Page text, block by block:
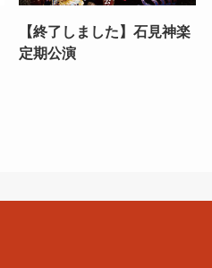
【終了しました】石見神楽
定期公演